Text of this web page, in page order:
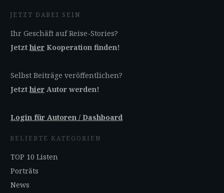
JETZT DABEI SEIN
Ihr Geschäft auf Reise-Stories?
Jetzthier Kooperation finden!
Selbst Beiträge veröffentlichen?
Jetzthier Autor werden!
Login für Autoren / Dashboard
BELIEBTE KATEGORIEN
TOP 10 Listen
Porträts
News